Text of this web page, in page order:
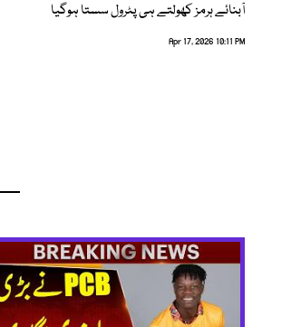
آبنائے ہرمز کھولتے ہی پٹرول سستا ہوگیا
Apr 17, 2026 10:11 PM